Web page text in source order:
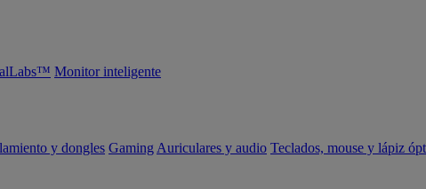
Monitor inteligente
y dongles Gaming Auriculares y audio Teclados, mouse y lápiz